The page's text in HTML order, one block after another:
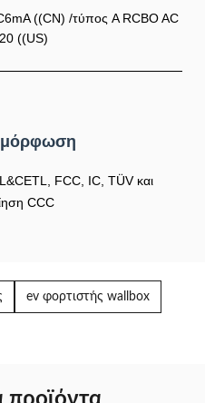
((CN) /τύπος A RCBO AC
((US)
FCC, IC, TÜV και
CCC
ev φορτιστής wallbox